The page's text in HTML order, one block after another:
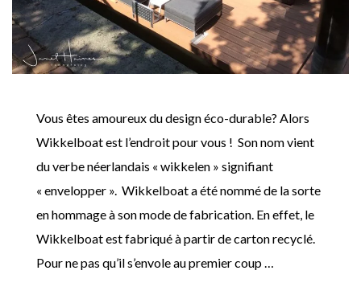
Vous êtes amoureux du design éco-durable? Alors
Wikkelboat est l’endroit pour vous ! Son nom vient
du verbe néerlandais « wikkelen » signifiant
« envelopper ». Wikkelboat a été nommé de la sorte
en hommage à son mode de fabrication. En effet, le
Wikkelboat est fabriqué à partir de carton recyclé.
Pour ne pas qu’il s’envole au premier coup …